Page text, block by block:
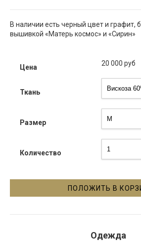
В наличии есть черный цвет и графит,
вышивкой «Матерь космос» и «Сирин»
Цена 20 000 руб
Ткань
Размер
Количество
Одежда